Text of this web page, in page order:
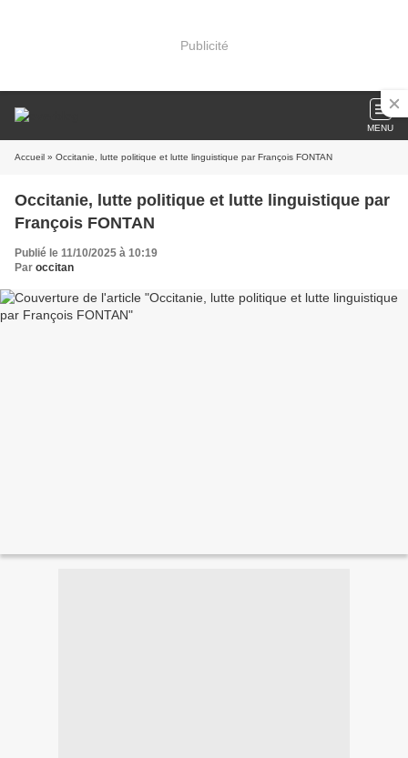
Publicité
MENU
Accueil » Occitanie, lutte politique et lutte linguistique par François FONTAN
Occitanie, lutte politique et lutte linguistique par
François FONTAN
Publié le 11/10/2025 à 10:19
Par occitan